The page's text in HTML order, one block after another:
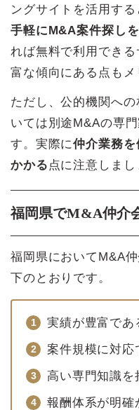
ングサイトを活用する
手軽にM&A案件探し
れば無料で利用でき
富な傾向にある点もメ
ただし、公的機関へ
いては別途M&Aの専
す。実際に仲介業務
かかる 点に注意しまし
福岡県でM&A仲介
福岡県においてM&A
下のとおりです。
実績が豊富であ
案件規模に対応
高い専門知識を
報酬体系が明確